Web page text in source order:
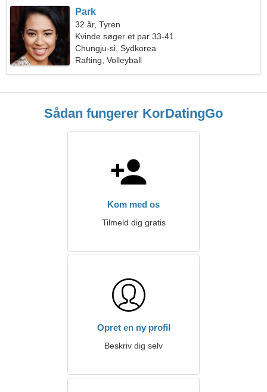
Park
32 år, Tyren
Kvinde søger et par 33-41
Chungju-si, Sydkorea
Rafting, Volleyball
Sådan fungerer KorDatingGo
Kom med os
Tilmeld dig gratis
Opret en ny profil
Beskriv dig selv